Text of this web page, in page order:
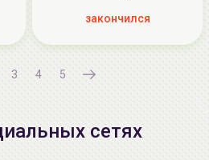
закончился
3 4 5
сетях